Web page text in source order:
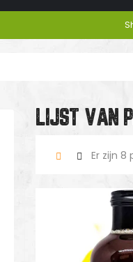
LIJST VAN
Er zijn 8